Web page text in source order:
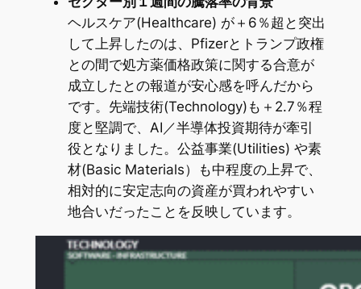
ヘルスケア(Healthcare) が＋6％超と突出
して上昇したのは、Pfizerとトランプ政権
との間で処方薬価格政策に関する合意が
成立したとの報道が安心感を呼んだから
です。先端技術(Technology)も＋2.7％程
度と堅調で、AI／半導体投資期待が牽引
役となりました。公益事業(Utilities) や素
材(Basic Materials）も中程度の上昇で、
相対的に安定志向の資産が買われやすい
地合いだったことを反映しています。